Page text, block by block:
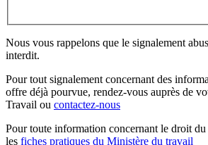
Nous vous rappelons que le signalement
interdit.
Pour tout signalement concernant des
offre déjà pourvue, rendez-vous auprès de
Travail ou contactez-nous
Pour toute information concernant le droit du
les fiches pratiques du Ministère du travail